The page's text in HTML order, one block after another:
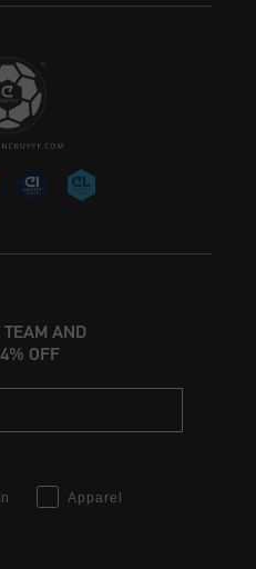
TEAM AND
OFF
Apparel